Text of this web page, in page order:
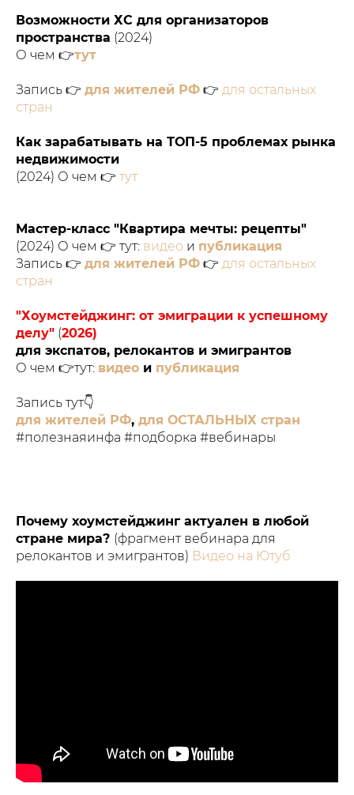
Возможности ХС для организаторов
пространства (2024)
О чем 👉тут
Запись 👉 для жителей РФ 👉 для остальных
стран
Как зарабатывать на ТОП-5 проблемах рынка
недвижимости
(2024) О чем 👉 тут
Мастер-класс "Квартира мечты: рецепты"
(2024) О чем 👉 тут: видео и публикация
Запись 👉 для жителей РФ 👉 для остальных
стран
"Хоумстейджинг: от эмиграции к успешному
делу" (2026)
для экспатов, релокантов и эмигрантов
О чем 👉тут: видео и публикация
Запись тут👇
для жителей РФ, для ОСТАЛЬНЫХ стран
#полезнаяинфа #подборка #вебинары
Почему хоумстейджинг актуален в любой
стране мира? (фрагмент вебинара для
релокантов и эмигрантов) Видео на Ютуб